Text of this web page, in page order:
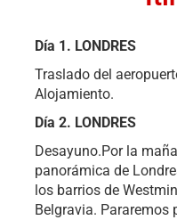
Día 1. LONDRES
Traslado del
Alojamiento.
Día 2. LONDRES
Desayuno.Por la
panorámica de
los barrios de
Belgravia. Pararemos